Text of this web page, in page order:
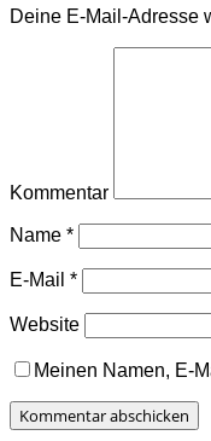
Deine E-Mail-Adresse
Kommentar
Name *
E-Mail *
Website
Meinen Namen, E-